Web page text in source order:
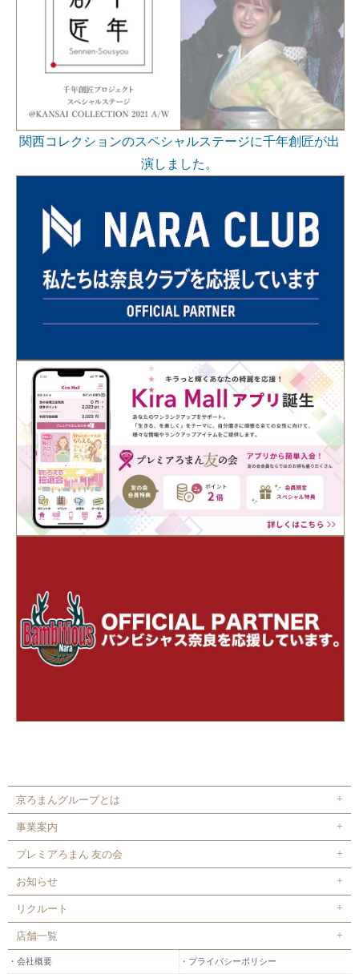
関西コレクションのスペシャルステージに千年創匠が出
演しました。
京ろまんグループとは
事業案内
プレミアろまん 友の会
お知らせ
リクルート
店舗一覧
会社概要 プライバシーポリシー